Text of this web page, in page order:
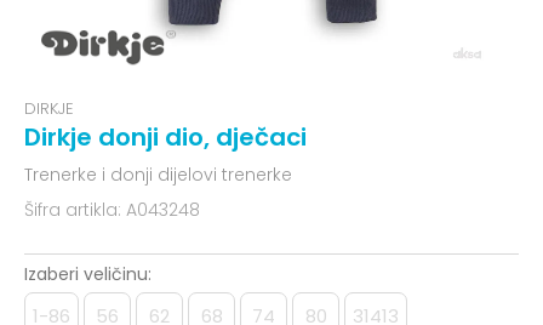
DIRKJE
Dirkje donji dio, dječaci
Trenerke i donji dijelovi trenerke
Šifra artikla: A043248
Izaberi veličinu:
1-86 56 62 68 74 80 31413